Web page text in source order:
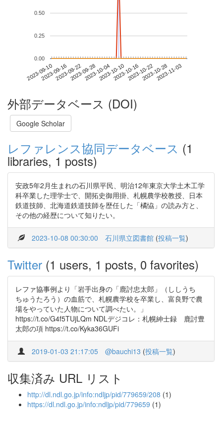
2023-09-102023-09-162023-09-222023-09-282023-10-042023-10-102023-10-162023-10-222023-10-282023-11-03
0.00
0.25
0.50
外部データベース (DOI)
Google Scholar
レファレンス協同データベース (1
libraries, 1 posts)
安政5年2月生まれの石川県平民、明治12年東京大学土木工学
科卒業した理学士で、開拓史御用掛、札幌農学校教授、日本
鉄道技師、北海道鉄道技師を歴任した「橘恊」の読み方と、
その他の経歴について知りたい。
2023-10-08 00:30:00 石川県立図書館 (投稿一覧)
Twitter (1 users, 1 posts, 0 favorites)
レファ協事例より「岩手出身の「鹿討忠太郎」（ししうち
ちゅうたろう）の血筋で、札幌農学校を卒業し、富良野で農
場をやっていた人物について調べたい。」
https://t.co/G4f5TUjLQm NDLデジコレ：札幌紳士録 鹿討豊
太郎の項 https://t.co/Kyka36GUFi
2019-01-03 21:17:05 @bauchi13 (投稿一覧)
収集済み URL リスト
http://dl.ndl.go.jp/info:ndljp/pid/779659/208 (1)
https://dl.ndl.go.jp/info:ndljp/pid/779659 (1)